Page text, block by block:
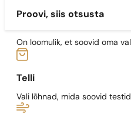
Proovi, siis otsusta
On loomulik, et soovid oma
Telli
Vali lõhnad, mida soovid